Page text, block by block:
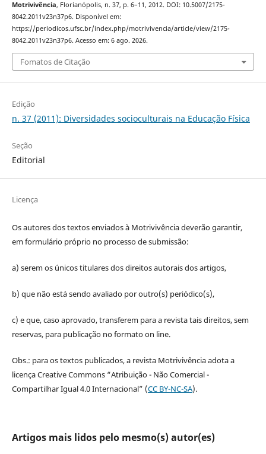
Motrivivência, Florianópolis, n. 37, p. 6–11, 2012. DOI: 10.5007/2175-
8042.2011v23n37p6. Disponível em:
https://periodicos.ufsc.br/index.php/motrivivencia/article/view/2175-
8042.2011v23n37p6. Acesso em: 6 ago. 2026.
Fomatos de Citação
Edição
n. 37 (2011): Diversidades socioculturais na Educação Física
Seção
Editorial
Licença
Os autores dos textos enviados à Motrivivência deverão garantir,
em formulário próprio no processo de submissão:
a) serem os únicos titulares dos direitos autorais dos artigos,
b) que não está sendo avaliado por outro(s) periódico(s),
c) e que, caso aprovado, transferem para a revista tais direitos, sem
reservas, para publicação no formato on line.
Obs.: para os textos publicados, a revista Motrivivência adota a
licença Creative Commons “Atribuição - Não Comercial -
Compartilhar Igual 4.0 Internacional” (CC BY-NC-SA).
Artigos mais lidos pelo mesmo(s) autor(es)